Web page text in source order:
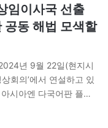
임이사국 선출
동 해법 모색할
년 9월 22일(현지시
회의’에서 연설하고 있
시아엔 다국어판 플랫
유엔 안전보장이사회